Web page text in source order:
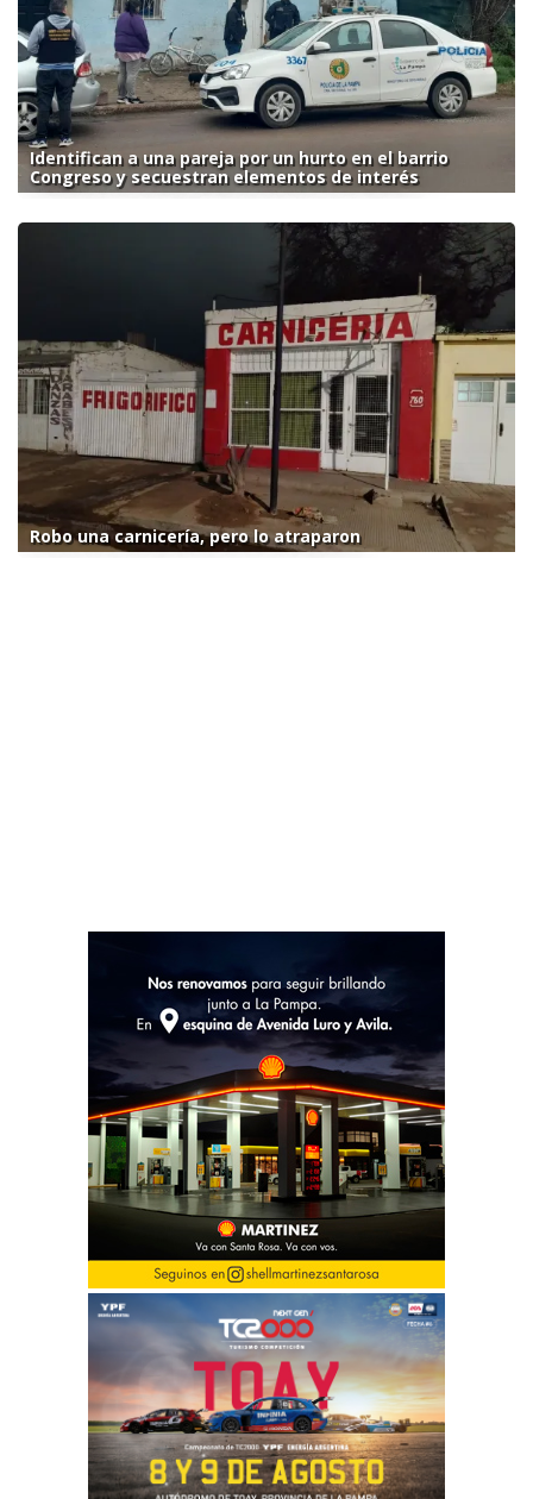
Identifican a una pareja por un hurto en el barrio
Congreso y secuestran elementos de interés
Robo una carnicería, pero lo atraparon